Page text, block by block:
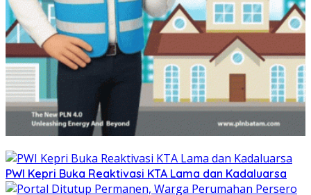
PWI Kepri Buka Reaktivasi KTA Lama dan Kadaluarsa